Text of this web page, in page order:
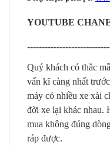
YOUTUBE
Quý khách có thắc
vấn kĩ càng nhất
máy có nhiều xe xài
đời xe lại khác nhau.
mua không đúng
ráp được.